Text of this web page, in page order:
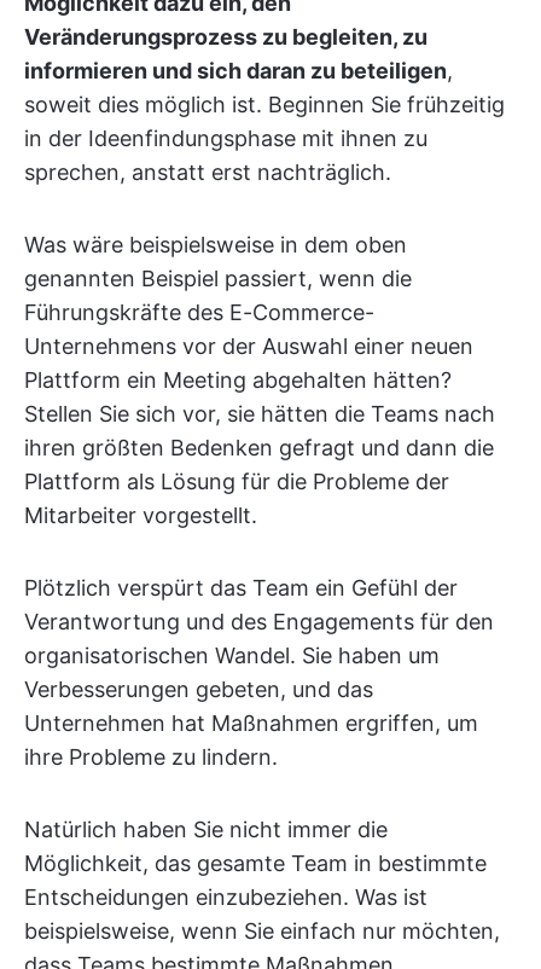
Veränderungsprozess zu begleiten, zu
informieren und sich daran zu beteiligen,
soweit dies möglich ist. Beginnen Sie frühzeitig
in der Ideenfindungsphase mit ihnen zu
sprechen, anstatt erst nachträglich.
Was wäre beispielsweise in dem oben
genannten Beispiel passiert, wenn die
Führungskräfte des E-Commerce-
Unternehmens vor der Auswahl einer neuen
Plattform ein Meeting abgehalten hätten?
Stellen Sie sich vor, sie hätten die Teams nach
ihren größten Bedenken gefragt und dann die
Plattform als Lösung für die Probleme der
Mitarbeiter vorgestellt.
Plötzlich verspürt das Team ein Gefühl der
Verantwortung und des Engagements für den
organisatorischen Wandel. Sie haben um
Verbesserungen gebeten, und das
Unternehmen hat Maßnahmen ergriffen, um
ihre Probleme zu lindern.
Natürlich haben Sie nicht immer die
Möglichkeit, das gesamte Team in bestimmte
Entscheidungen einzubeziehen. Was ist
beispielsweise, wenn Sie einfach nur möchten,